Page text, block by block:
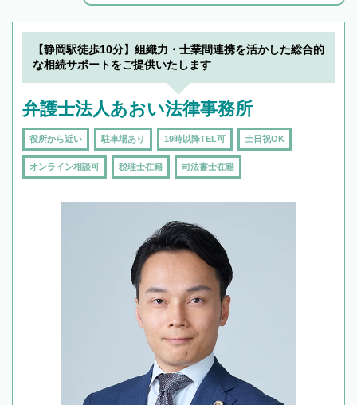
解決のみならず相続をトータルで任せることが
できます。また、相続は感情がからむ分野なの
でフィーリングも重要です。実際に電話や面談
で複数の弁護士と会話をしてウマが合う方に依
【静岡駅徒歩10分】組織力・士業間連携を活かした総合的
な相続サポートをご提供いたします
弁護士法人あおい法律事務所
役所から近い 駐車場あり 19時以降TEL可 土日祝OK
オンライン相談可 税理士在籍 司法書士在籍